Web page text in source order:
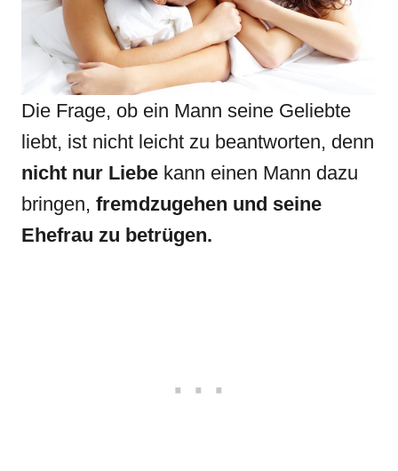
Die Frage, ob ein Mann seine Geliebte
liebt, ist nicht leicht zu beantworten, denn
nicht nur Liebe kann einen Mann dazu
bringen, fremdzugehen und seine
Ehefrau zu betrügen.